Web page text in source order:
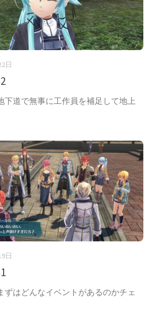
日
下道で無事に工作員を補足して地上
日
ずはどんなイベントがあるのかチェ